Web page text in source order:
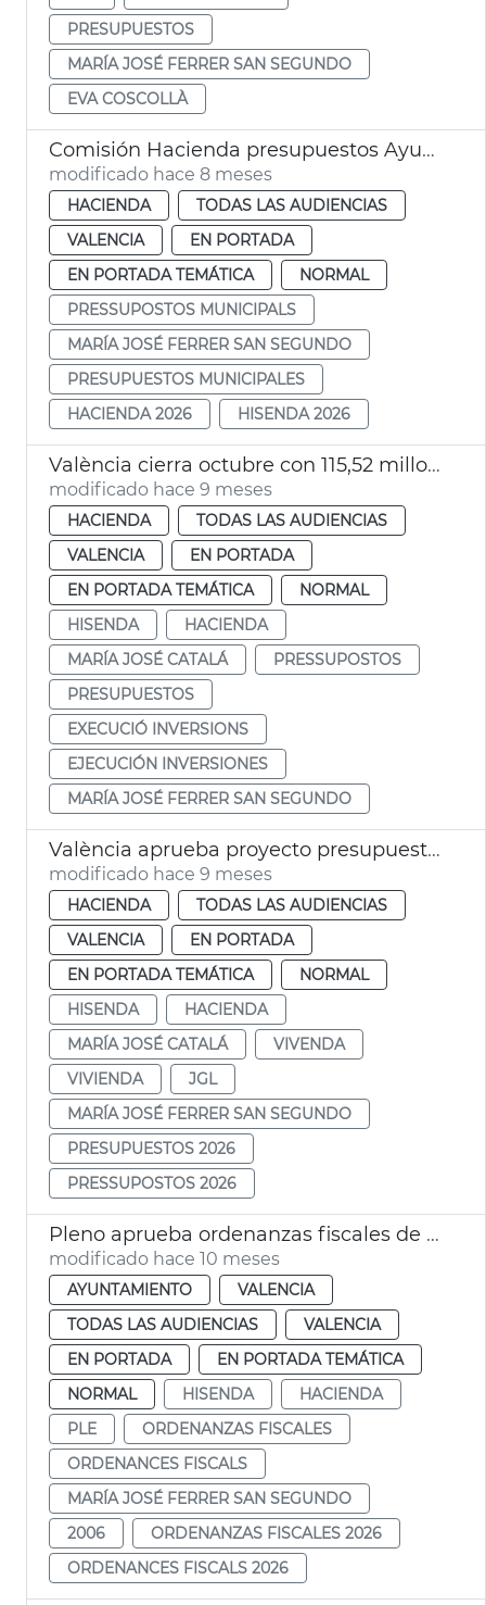
PRESUPUESTOS
MARÍA JOSÉ FERRER SAN SEGUNDO
EVA COSCOLLÀ
Comisión Hacienda presupuestos Ayuntamiento València 2026
modificado hace 8 meses
HACIENDA
TODAS LAS AUDIENCIAS
VALENCIA
EN PORTADA
EN PORTADA TEMÁTICA
NORMAL
PRESSUPOSTOS MUNICIPALS
MARÍA JOSÉ FERRER SAN SEGUNDO
PRESUPUESTOS MUNICIPALES
HACIENDA 2026
HISENDA 2026
València cierra octubre con 115,52 millones de euros de inversiones
modificado hace 9 meses
HACIENDA
TODAS LAS AUDIENCIAS
VALENCIA
EN PORTADA
EN PORTADA TEMÁTICA
NORMAL
HISENDA
HACIENDA
MARÍA JOSÉ CATALÁ
PRESSUPOSTOS
PRESUPUESTOS
EXECUCIÓ INVERSIONS
EJECUCIÓN INVERSIONES
MARÍA JOSÉ FERRER SAN SEGUNDO
València aprueba proyecto presupuestos 2026
modificado hace 9 meses
HACIENDA
TODAS LAS AUDIENCIAS
VALENCIA
EN PORTADA
EN PORTADA TEMÁTICA
NORMAL
HISENDA
HACIENDA
MARÍA JOSÉ CATALÁ
VIVENDA
VIVIENDA
JGL
MARÍA JOSÉ FERRER SAN SEGUNDO
PRESUPUESTOS 2026
PRESSUPOSTOS 2026
Pleno aprueba ordenanzas fiscales de 2026
modificado hace 10 meses
AYUNTAMIENTO
VALENCIA
TODAS LAS AUDIENCIAS
VALENCIA
EN PORTADA
EN PORTADA TEMÁTICA
NORMAL
HISENDA
HACIENDA
PLE
ORDENANZAS FISCALES
ORDENANCES FISCALS
MARÍA JOSÉ FERRER SAN SEGUNDO
2006
ORDENANZAS FISCALES 2026
ORDENANCES FISCALS 2026